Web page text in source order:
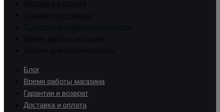
Блог
Время работы магазина
Гарантии и возврат
Доставка и оплата